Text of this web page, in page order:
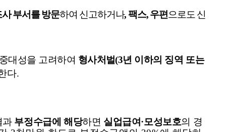
부서를 방문하여 신고하거나, 팩스,우편 으로도 신
대성을 고려하여 형사처벌(3년 이하의 징역 또는
다.
과 부정수급에 해당하면 실업급여·모성보호의 경